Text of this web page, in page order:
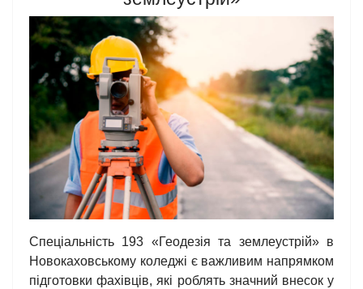
Спеціальність 193 «Геодезія та землеустрій» в
Новокаховському коледжі є важливим напрямком
підготовки фахівців, які роблять значний внесок у